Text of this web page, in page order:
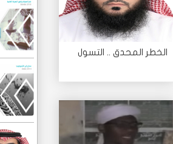
الخطر المحدق .. التسول